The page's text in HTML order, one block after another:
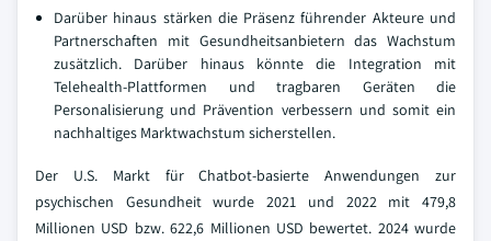
Darüber hinaus stärken die Präsenz führender Akteure und
Partnerschaften mit Gesundheitsanbietern das Wachstum
zusätzlich. Darüber hinaus könnte die Integration mit
Telehealth-Plattformen und tragbaren Geräten die
Personalisierung und Prävention verbessern und somit ein
nachhaltiges Marktwachstum sicherstellen.
Der U.S. Markt für Chatbot-basierte Anwendungen zur
psychischen Gesundheit wurde 2021 und 2022 mit 479,8
Millionen USD bzw. 622,6 Millionen USD bewertet. 2024 wurde